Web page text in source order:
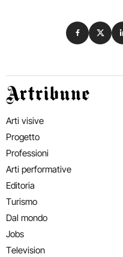
Condividi
Artribune
Arti visive
Progetto
Professioni
Arti performative
Editoria
Turismo
Dal mondo
Jobs
Television